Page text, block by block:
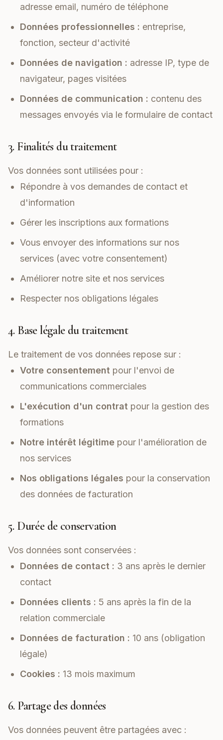
adresse email, numéro de téléphone
Données professionnelles : entreprise,
fonction, secteur d'activité
Données de navigation : adresse IP, type de
navigateur, pages visitées
Données de communication : contenu des
messages envoyés via le formulaire de contact
3. Finalités du traitement
Vos données sont utilisées pour :
Répondre à vos demandes de contact et
d'information
Gérer les inscriptions aux formations
Vous envoyer des informations sur nos
services (avec votre consentement)
Améliorer notre site et nos services
Respecter nos obligations légales
4. Base légale du traitement
Le traitement de vos données repose sur :
Votre consentement pour l'envoi de
communications commerciales
L'exécution d'un contrat pour la gestion des
formations
Notre intérêt légitime pour l'amélioration de
nos services
Nos obligations légales pour la conservation
des données de facturation
5. Durée de conservation
Vos données sont conservées :
Données de contact : 3 ans après le dernier
contact
Données clients : 5 ans après la fin de la
relation commerciale
Données de facturation : 10 ans (obligation
légale)
Cookies : 13 mois maximum
6. Partage des données
Vos données peuvent être partagées avec :